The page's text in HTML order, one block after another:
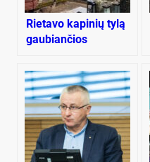
Rietavo kapinių tylą
gaubiančios